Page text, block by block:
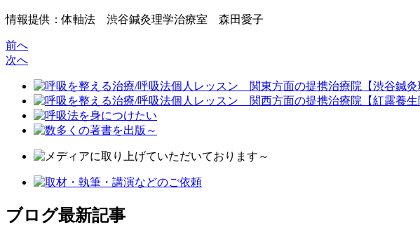
情報提供：体軸法 渋谷鍼灸理学治療室 森田愛子
前へ
次へ
ブログ最新記事